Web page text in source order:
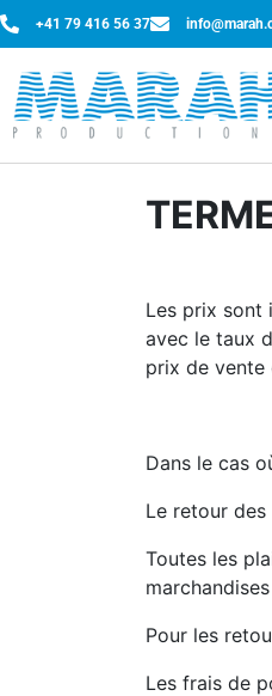
+41 79 416 56 37
Les prix sont
avec le taux
prix de vente
Dans le cas
Le retour des
Toutes les
Pour les
Les frais de